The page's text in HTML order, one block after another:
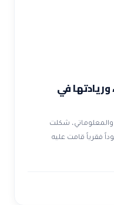
في
والمعلوماتي، شكلت
فقرياً قامت عليه